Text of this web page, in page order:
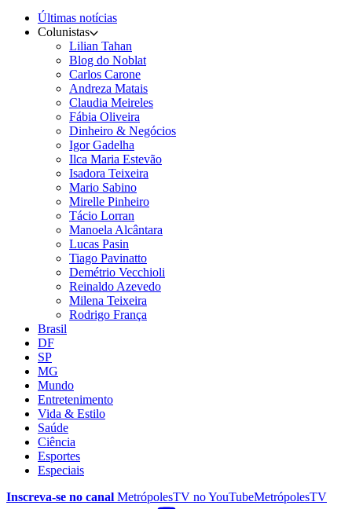
Últimas notícias
Colunistas
Lilian Tahan
Blog do Noblat
Carlos Carone
Andreza Matais
Claudia Meireles
Fábia Oliveira
Dinheiro & Negócios
Igor Gadelha
Ilca Maria Estevão
Isadora Teixeira
Mario Sabino
Mirelle Pinheiro
Tácio Lorran
Manoela Alcântara
Lucas Pasin
Tiago Pavinatto
Demétrio Vecchioli
Reinaldo Azevedo
Milena Teixeira
Rodrigo França
Brasil
DF
SP
MG
Mundo
Entretenimento
Vida & Estilo
Saúde
Ciência
Esportes
Especiais
Inscreva-se no canal MetrópolesTV noYouTubeMetrópolesTV